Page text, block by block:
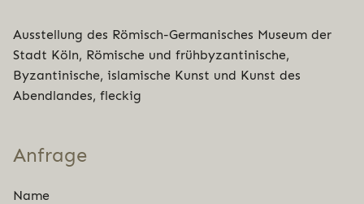
Ausstellung des Römisch-Germanisches Museum der
Stadt Köln, Römische und frühbyzantinische,
Byzantinische, islamische Kunst und Kunst des
Abendlandes, fleckig
Anfrage
Name